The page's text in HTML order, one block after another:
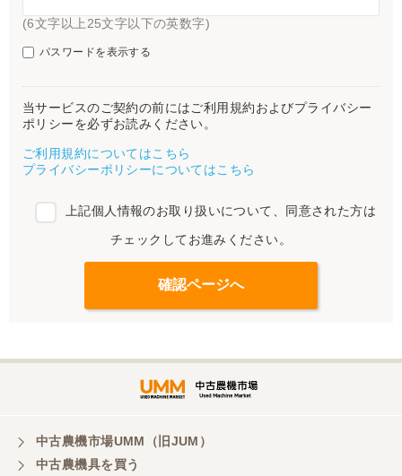
(6文字以上25文字以下の英数字)
パスワードを表示する
当サービスのご契約の前にはご利用規約およびプライバシー
ポリシーを必ずお読みください。
ご利用規約についてはこちら
プライバシーポリシーについてはこちら
上記個人情報のお取り扱いについて、同意された方は
チェックしてお進みください。
中古農機市場UMM（旧JUM）
中古農機具を買う